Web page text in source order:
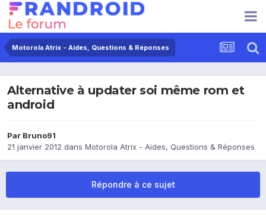
Motorola Atrix - Aides, Questions & Réponses
Alternative à updater soi même rom et
android
Par Bruno91
21 janvier 2012 dans Motorola Atrix - Aides, Questions & Réponses
Répondre à ce sujet